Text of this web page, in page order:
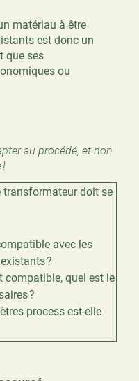
matériau à être
est donc un
que ses
ou
au procédé, et non
!
transformateur doit se
avec les
?
compatible, quel est le
?
process est-elle